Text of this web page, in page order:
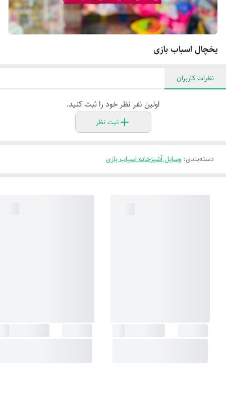
یخچال اسباب بازی
نظرات کاربران
اولین نفر نظر خود را ثبت کنید.
ثبت نظر
دسته‌بندی: وسایل آشپزخانه اسباب بازی